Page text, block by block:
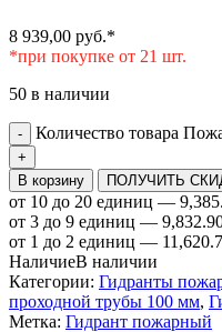
8 939,00 руб.*
*при покупке от 21 шт.
50 в наличии
- Количество товара
+
В корзину
ПОЛУЧИТЬ
от 10 до 20 единиц —
от 3 до 9 единиц —
от 1 до 2 единиц —
НаличиеВ наличии
Категории: Гидранты
проходной трубы 100 мм,
Метка: Гидрант пожарный